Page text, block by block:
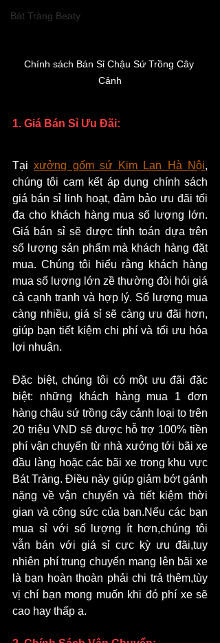
Bát Tràng Beaty
Chính sách Bán Sỉ Chậu Sứ Trồng Cây
Cảnh
1. Giá Bán Sỉ Ưu Đãi:
Tại xưởng gốm sứ Kim Lan Hà Nội,
chúng tôi cam kết áp dụng chính sách
giá bán sỉ linh hoạt, đảm bảo ưu đãi tối
đa cho khách hàng mua số lượng lớn.
Giá bán sỉ sẽ được tính toán dựa trên
số lượng sản phẩm mà khách hàng đặt
mua. Chúng tôi hiểu rằng khách hàng
mua số lượng lớn zề thường đòi hỏi giá
cả cạnh tranh và hợp lý. Số lượng mua
càng nhiều, giá sỉ sẽ càng ưu đãi hơn,
giúp bạn tiết kiệm chi phí và tối ưu hóa
lợi nhuận.
Đặc biệt, chúng tôi có một ưu đãi đặc
biệt: những khách hàng mua 1 đơn
hàng chậu sứ trồng cây cảnh loại to trên
20 triệu VND sẽ được hỗ trợ 100% tiền
phí vận chuyển từ nhà xưởng tới bãi xe
đầu làng hoặc các bãi xe trong khu vực
Bát Tràng. Điều này giúp giảm bớt gánh
nặng về vận chuyển và tiết kiệm thời
gian và công sức của bạn.Nếu các bạn
mua sỉ với số lượng ít hơn,chúng tôi
vẫn bán với giá sỉ cực kỳ ưu đãi,tuy
nhiên phí trung chuyển mang lên bãi xe
là bạn hoàn thoàn phải chi trả thêm,tùy
vị chí bạn mong muốn khi đó phí xe sẽ
cao hay thấp ạ.